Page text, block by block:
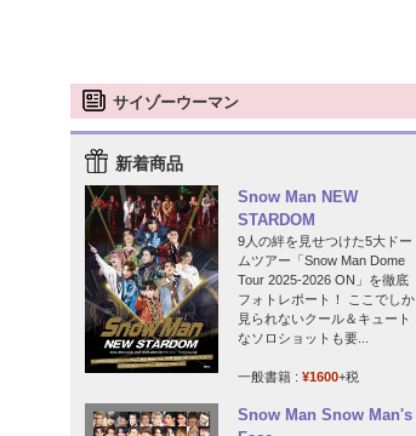
サイゾーウーマン
新着商品
Snow Man NEW
STARDOM
9人の絆を見せつけた5大ドー
ムツアー「Snow Man Dome
Tour 2025-2026 ON」を徹底
フォトレポート！ ここでしか
見られないクール＆キュート
なソロショットも要...
一般書籍 : ¥1600+税
Snow Man Snow Man's